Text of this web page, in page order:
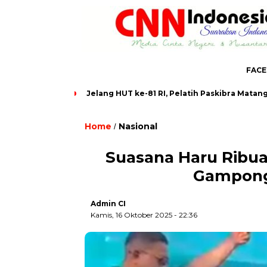
Jelang HUT ke-81 RI, Pelatih Paskibra Matangkan
Home / Nasional
Suasana Haru
Admin CI
Kamis, 16 Oktober 2025 - 22:36